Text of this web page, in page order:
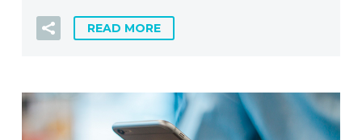
READ MORE